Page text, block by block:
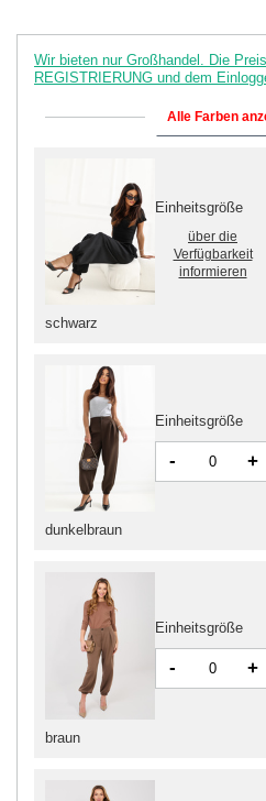
Wir bieten nur Großhandel. Die
REGISTRIERUNG und dem
Alle Farben
dunkelbraun
Einheitsgröße
- +
braun
Einheitsgröße
- +
schwarz
Einheitsgröße
über die
Verfügbarkeit
informieren